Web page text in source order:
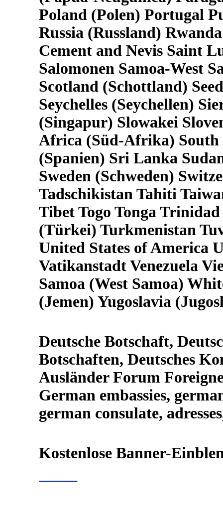
Poland (Polen) Portugal
Russia (Russland)
Cement and Nevis Saint
Salomonen Samoa-West
Scotland (Schottland)
Seychelles (Seychellen)
(Singapur) Slowakei
Africa (Süd-Afrika) South
(Spanien) Sri Lanka
Sweden (Schweden)
Tadschikistan Tahiti
Tibet Togo Tonga
(Türkei) Turkmenistan
United States of America
Vatikanstadt Venezuela
Samoa (West Samoa)
(Jemen) Yugoslavia
Deutsche Botschaft,
Botschaften, Deutsches
Ausländer Forum
German embassies,
german consulate,
Kostenlose Banner-